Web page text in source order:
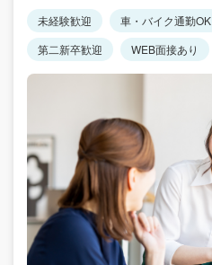
未経験歓迎 車・バイク通勤OK
第二新卒歓迎
WEB面接あり